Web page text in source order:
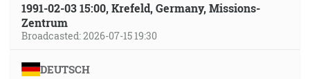
1991-02-03 15:00, Krefeld, Germany, Missions-
Zentrum
Broadcasted: 2026-07-15 19:30
DEUTSCH